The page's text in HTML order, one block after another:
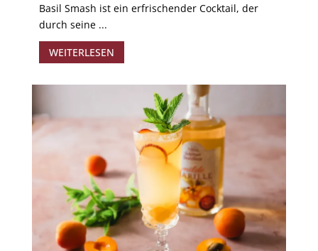
Basil Smash ist ein erfrischender Cocktail, der
durch seine ...
WEITERLESEN